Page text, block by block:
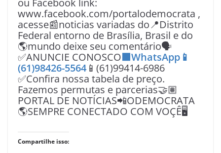
ou Facebook link:
www.facebook.com/portalodemocrata ,
acesse📰noticias variadas do📍Distrito
Federal entorno de Brasília, Brasil e do
🌎mundo deixe seu comentário🗣
✅ANUNCIE CONOSCO🟩WhatsApp📱
(61)98426-5564 📱(61)99414-6986
✅Confira nossa tabela de preço.
Fazemos permutas e parcerias🤝🏽
PORTAL DE NOTÍCIAS📲ODEMOCRATA
🌎SEMPRE CONECTADO COM VOÇÊ🖥️
Compartilhe isso: